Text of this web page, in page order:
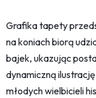
Grafika tapety
na koniach biorą
bajek, ukazując
dynamiczną
młodych wielbicieli